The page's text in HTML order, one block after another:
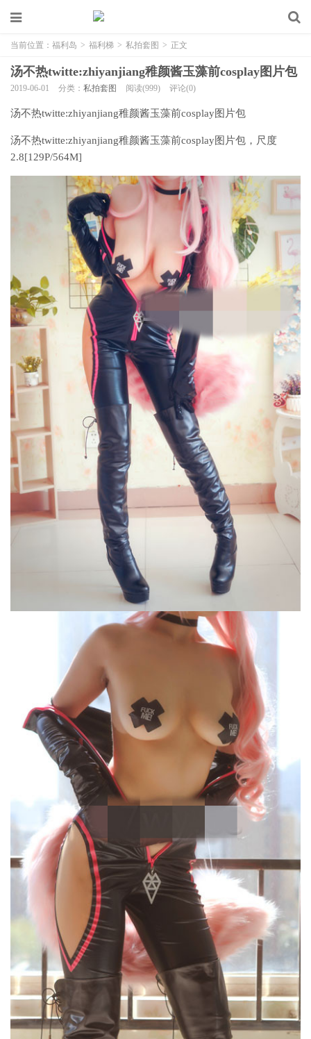
当前位置： 福利岛 > 福利梯 > 私拍套图 > 正文
汤不热twitte:zhiyanjiang稚颜酱玉藻前cosplay图片包
2019-06-01 分类： 私拍套图 阅读(999) 评论(0)
汤不热twitte:zhiyanjiang稚颜酱玉藻前cosplay图片包
汤不热twitte:zhiyanjiang稚颜酱玉藻前cosplay图片包，尺度
2.8[129P/564M]